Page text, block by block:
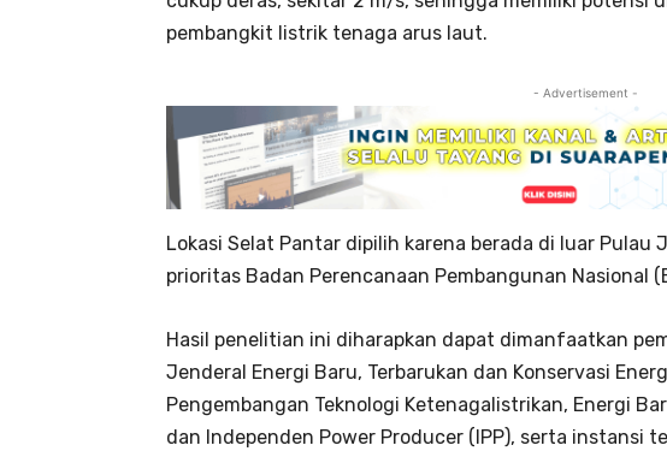
pembangkit listrik tenaga arus laut.
- Advertisement -
Lokasi Selat Pantar dipilih karena berada di luar Pulau
prioritas Badan Perencanaan Pembangunan Nasional
Hasil penelitian ini diharapkan dapat dimanfaatkan
Jenderal Energi Baru, Terbarukan dan Konservasi
Pengembangan Teknologi Ketenagalistrikan, Energi
dan Independen Power Producer (IPP), serta instansi